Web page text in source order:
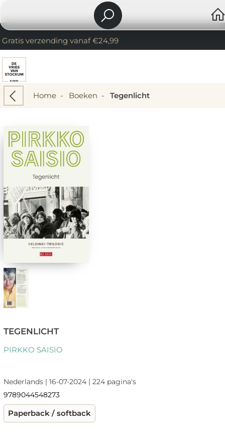
Gratis verzending vanaf €24,99
Home- Boeken - Tegenlicht
TEGENLICHT
PIRKKO SAISIO
Nederlands | 16-07-2024 | 224 pagina's
9789044548273
Paperback / softback